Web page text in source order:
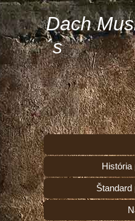
Dach
´s
História
Štandard